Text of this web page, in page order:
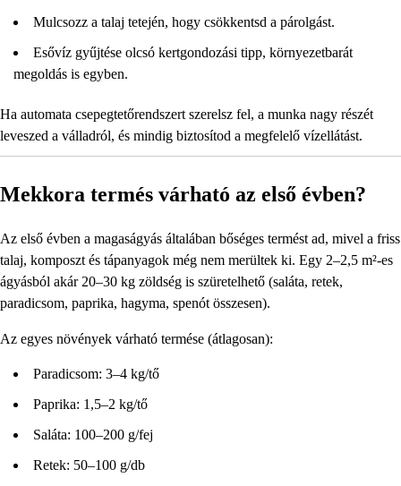
Mulcsozz a talaj tetején, hogy csökkentsd a párolgást.
Esővíz gyűjtése olcsó kertgondozási tipp, környezetbarát
megoldás is egyben.
Ha automata csepegtetőrendszert szerelsz fel, a munka nagy részét
leveszed a válladról, és mindig biztosítod a megfelelő vízellátást.
Mekkora termés várható az első évben?
Az első évben a magaságyás általában bőséges termést ad, mivel a friss
talaj, komposzt és tápanyagok még nem merültek ki. Egy 2–2,5 m²-es
ágyásból akár 20–30 kg zöldség is szüretelhető (saláta, retek,
paradicsom, paprika, hagyma, spenót összesen).
Az egyes növények várható termése (átlagosan):
Paradicsom: 3–4 kg/tő
Paprika: 1,5–2 kg/tő
Saláta: 100–200 g/fej
Retek: 50–100 g/db